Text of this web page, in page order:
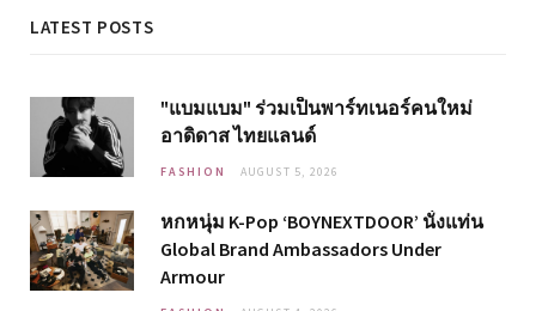
LATEST POSTS
"แบมแบม" ร่วมเป็นพาร์ทเนอร์คนใหม่
อาดิดาส ไทยแลนด์
FASHION AUGUST 5, 2026
หกหนุ่ม K-Pop ‘BOYNEXTDOOR’ นั่งแท่น
Global Brand Ambassadors Under
Armour